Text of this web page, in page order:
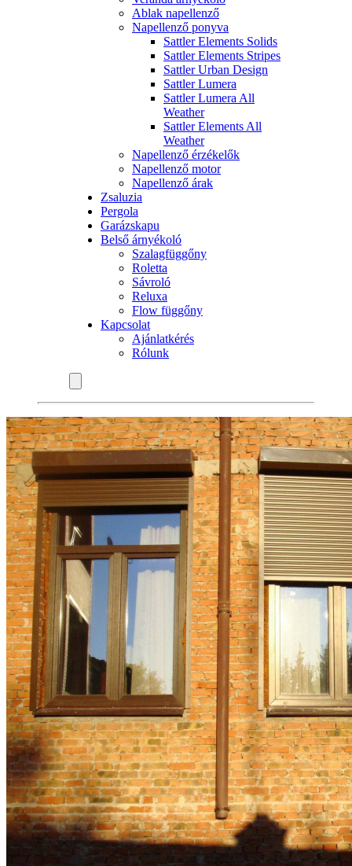
Ablak napellenző
Napellenző ponyva
Sattler Elements Solids
Sattler Elements Stripes
Sattler Urban Design
Sattler Lumera
Sattler Lumera All
Weather
Sattler Elements All
Weather
Napellenző érzékelők
Napellenző motor
Napellenző árak
Zsaluzia
Pergola
Garázskapu
Belső árnyékoló
Szalagfüggőny
Roletta
Sávroló
Reluxa
Flow függőny
Kapcsolat
Ajánlatkérés
Rólunk